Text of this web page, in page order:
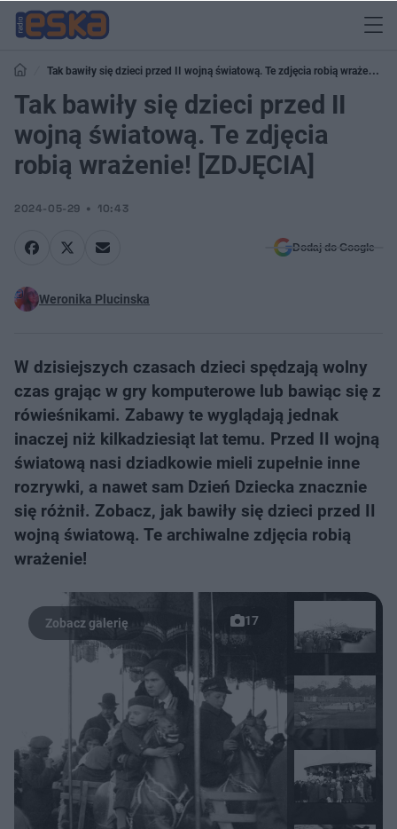
Tak bawiły się dzieci przed II wojną światową. Te zdjęcia robią wrażenie!
[ZDJĘCIA]
Tak bawiły się dzieci przed II
wojną światową. Te zdjęcia
robią wrażenie! [ZDJĘCIA]
2024-05-29 10:43
Dodaj do Google
Weronika Plucinska
W dzisiejszych czasach dzieci spędzają wolny
czas grając w gry komputerowe lub bawiąc się z
rówieśnikami. Zabawy te wyglądają jednak
inaczej niż kilkadziesiąt lat temu. Przed II wojną
światową nasi dziadkowie mieli zupełnie inne
rozrywki, a nawet sam Dzień Dziecka znacznie
się różnił. Zobacz, jak bawiły się dzieci przed II
wojną światową. Te archiwalne zdjęcia robią
wrażenie!
17